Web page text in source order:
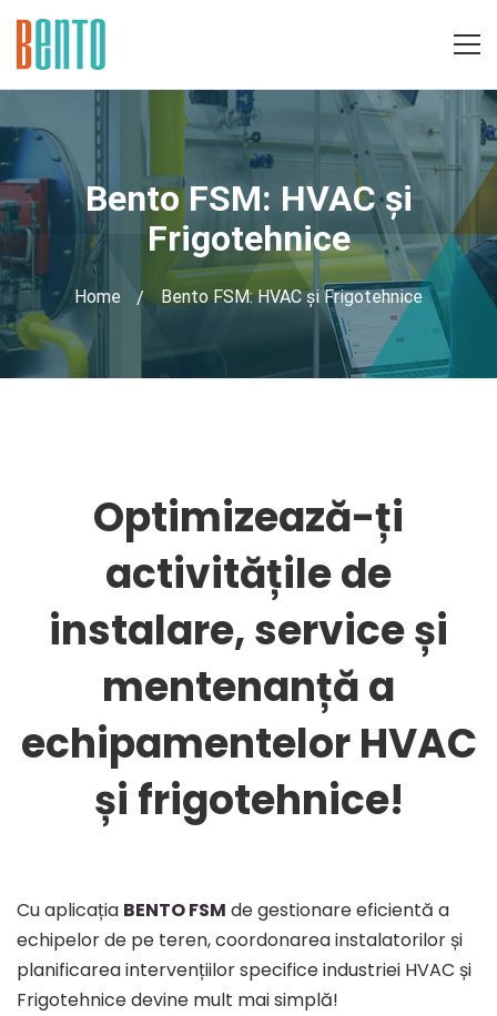
Bento FSM: HVAC și
Frigotehnice
Home Bento FSM: HVAC și Frigotehnice
Bento
FSM:
HVAC
și
Frigotehnice
Optimizează-ți
activitățile de
instalare, service și
mentenanță a
echipamentelor HVAC
și frigotehnice!
Cu aplicația BENTO FSM de gestionare eficientă a
echipelor de pe teren, coordonarea instalatorilor și
planificarea intervențiilor specifice industriei HVAC și
Frigotehnice devine mult mai simplă!